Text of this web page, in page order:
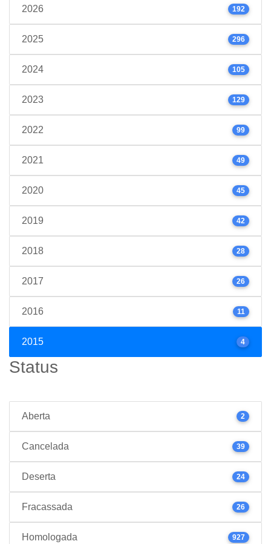
2026 192
2025 296
2024 105
2023 129
2022 99
2021 49
2020 45
2019 42
2018 28
2017 26
2016 11
2015 4
Status
Aberta 2
Cancelada 39
Deserta 24
Fracassada 26
Homologada 927